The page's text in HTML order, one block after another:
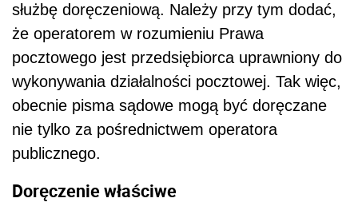
służbę doręczeniową. Należy przy tym dodać,
że operatorem w rozumieniu Prawa
pocztowego jest przedsiębiorca uprawniony do
wykonywania działalności pocztowej. Tak więc,
obecnie pisma sądowe mogą być doręczane
nie tylko za pośrednictwem operatora
publicznego.
Doręczenie właściwe